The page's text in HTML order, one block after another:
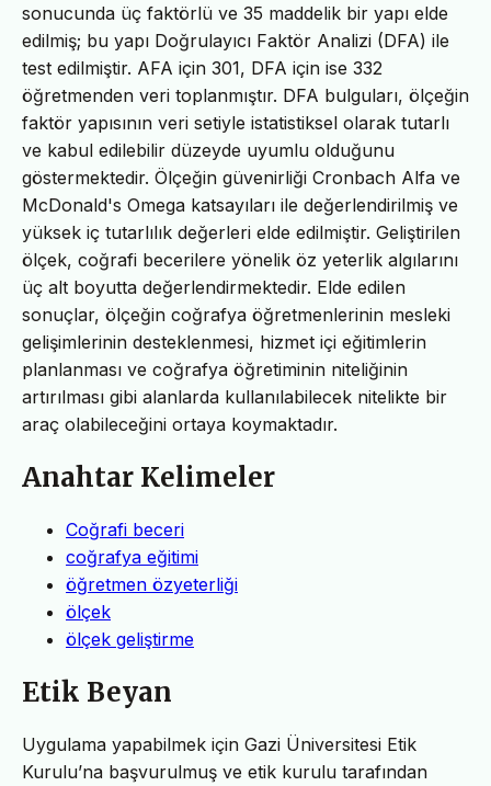
sonucunda üç faktörlü ve 35 maddelik bir yapı elde
edilmiş; bu yapı Doğrulayıcı Faktör Analizi (DFA) ile
test edilmiştir. AFA için 301, DFA için ise 332
öğretmenden veri toplanmıştır. DFA bulguları, ölçeğin
faktör yapısının veri setiyle istatistiksel olarak tutarlı
ve kabul edilebilir düzeyde uyumlu olduğunu
göstermektedir. Ölçeğin güvenirliği Cronbach Alfa ve
McDonald's Omega katsayıları ile değerlendirilmiş ve
yüksek iç tutarlılık değerleri elde edilmiştir. Geliştirilen
ölçek, coğrafi becerilere yönelik öz yeterlik algılarını
üç alt boyutta değerlendirmektedir. Elde edilen
sonuçlar, ölçeğin coğrafya öğretmenlerinin mesleki
gelişimlerinin desteklenmesi, hizmet içi eğitimlerin
planlanması ve coğrafya öğretiminin niteliğinin
artırılması gibi alanlarda kullanılabilecek nitelikte bir
araç olabileceğini ortaya koymaktadır.
Anahtar Kelimeler
Coğrafi beceri
coğrafya eğitimi
öğretmen özyeterliği
ölçek
ölçek geliştirme
Etik Beyan
Uygulama yapabilmek için Gazi Üniversitesi Etik
Kurulu’na başvurulmuş ve etik kurulu tarafından